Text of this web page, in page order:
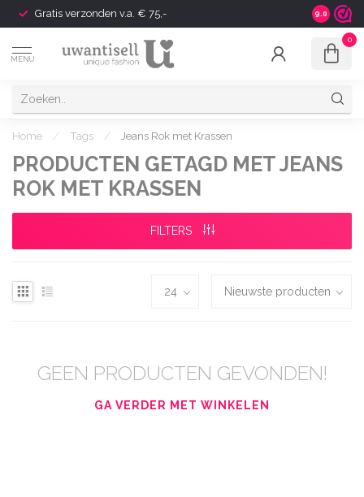
Gratis verzonden v.a. € 75,- Shipping
9.0
MENU
0
Home / Tags / Jeans Rok met Krassen
PRODUCTEN GETAGD MET JEANS
ROK MET KRASSEN
FILTERS
GEEN PRODUCTEN GEVONDEN!
GA VERDER MET WINKELEN